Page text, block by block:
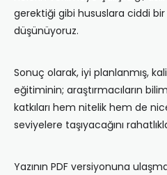
gerektiği gibi hususlara ciddi
düşünüyoruz.
Sonuç olarak, iyi planlanmış,
eğitiminin; araştırmacıların
katkıları hem nitelik hem de
seviyelere taşıyacağını
Yazının PDF versiyonuna